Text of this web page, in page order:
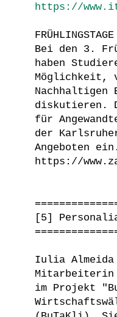
https://
Bei den 3.
haben
Möglichkeit,
Nachhaltigen
diskutieren.
für
der
Angeboten ein.
https://
[5]
Iulia Almeida
Mitarbeiterin
im Projekt